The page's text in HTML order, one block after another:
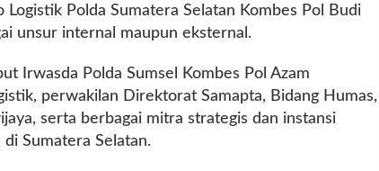
Polda Sumatera Selatan Kombes Pol Budi
unsur internal maupun eksternal.
Irwasda Polda Sumsel Kombes Pol Azam
perwakilan Direktorat Samapta, Bidang Humas,
serta berbagai mitra strategis dan instansi
Sumatera Selatan.